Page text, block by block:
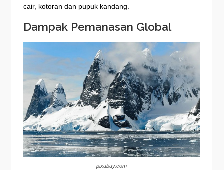
cair, kotoran dan pupuk kandang.
Dampak Pemanasan Global
pixabay.com